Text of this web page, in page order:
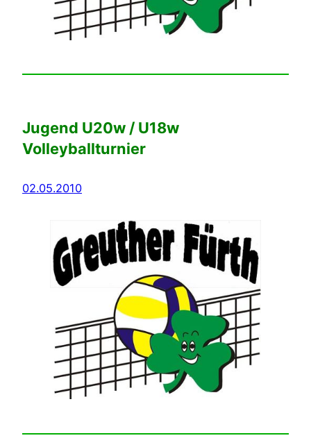
Jugend U20w / U18w
Volleyballturnier
02.05.2010